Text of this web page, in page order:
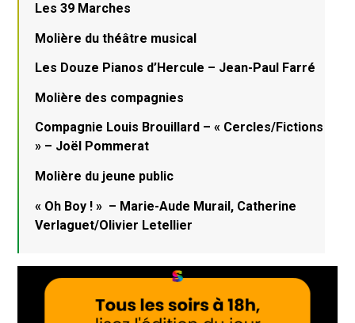
Les 39 Marches
Molière du théâtre musical
Les Douze Pianos d’Hercule – Jean-Paul Farré
Molière des compagnies
Compagnie Louis Brouillard – « Cercles/Fictions
» – Joël Pommerat
Molière du jeune public
« Oh Boy ! » – Marie-Aude Murail, Catherine
Verlaguet/Olivier Letellier